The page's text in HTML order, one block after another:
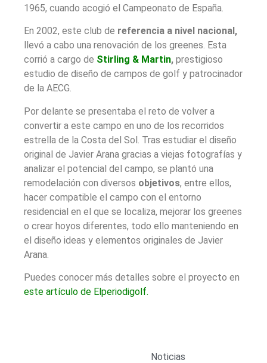
1965, cuando acogió el Campeonato de España.
En 2002, este club de referencia a nivel nacional,
llevó a cabo una renovación de los greenes. Esta
corrió a cargo de Stirling & Martin, prestigioso
estudio de diseño de campos de golf y patrocinador
de la AECG.
Por delante se presentaba el reto de volver a
convertir a este campo en uno de los recorridos
estrella de la Costa del Sol. Tras estudiar el diseño
original de Javier Arana gracias a viejas fotografías y
analizar el potencial del campo, se plantó una
remodelación con diversos objetivos, entre ellos,
hacer compatible el campo con el entorno
residencial en el que se localiza, mejorar los greenes
o crear hoyos diferentes, todo ello manteniendo en
el diseño ideas y elementos originales de Javier
Arana.
Puedes conocer más detalles sobre el proyecto en
este artículo de Elperiodigolf.
Noticias